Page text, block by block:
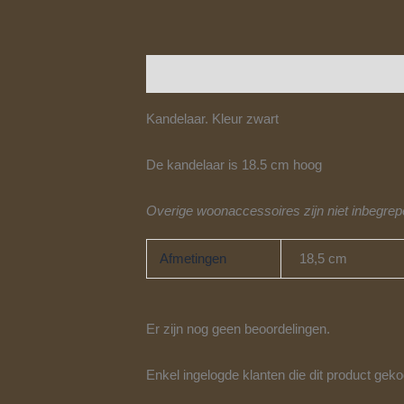
Kandelaar. Kleur zwart
De kandelaar is 18.5 cm hoog
Overige woonaccessoires zijn niet
Afmetingen 18,5 cm
Er zijn nog geen beoordelingen.
Enkel ingelogde klanten die dit product